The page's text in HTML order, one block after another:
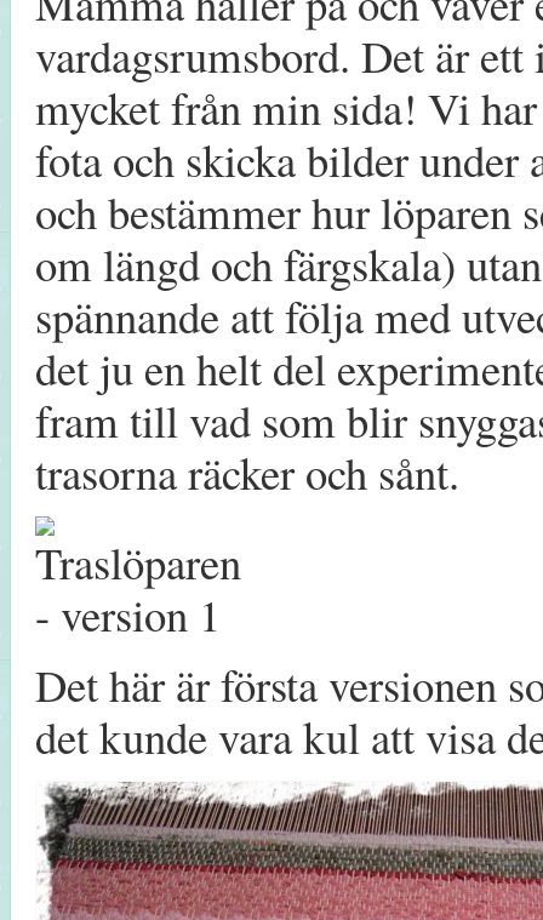
vardagsrumsbord. Det är
mycket från min sida! Vi
fota och skicka bilder under
och bestämmer hur löparen
om längd och färgskala)
spännande att följa med
det ju en helt del
fram till vad som blir
trasorna räcker och sånt.
Det här är första versionen
det kunde vara kul att visa